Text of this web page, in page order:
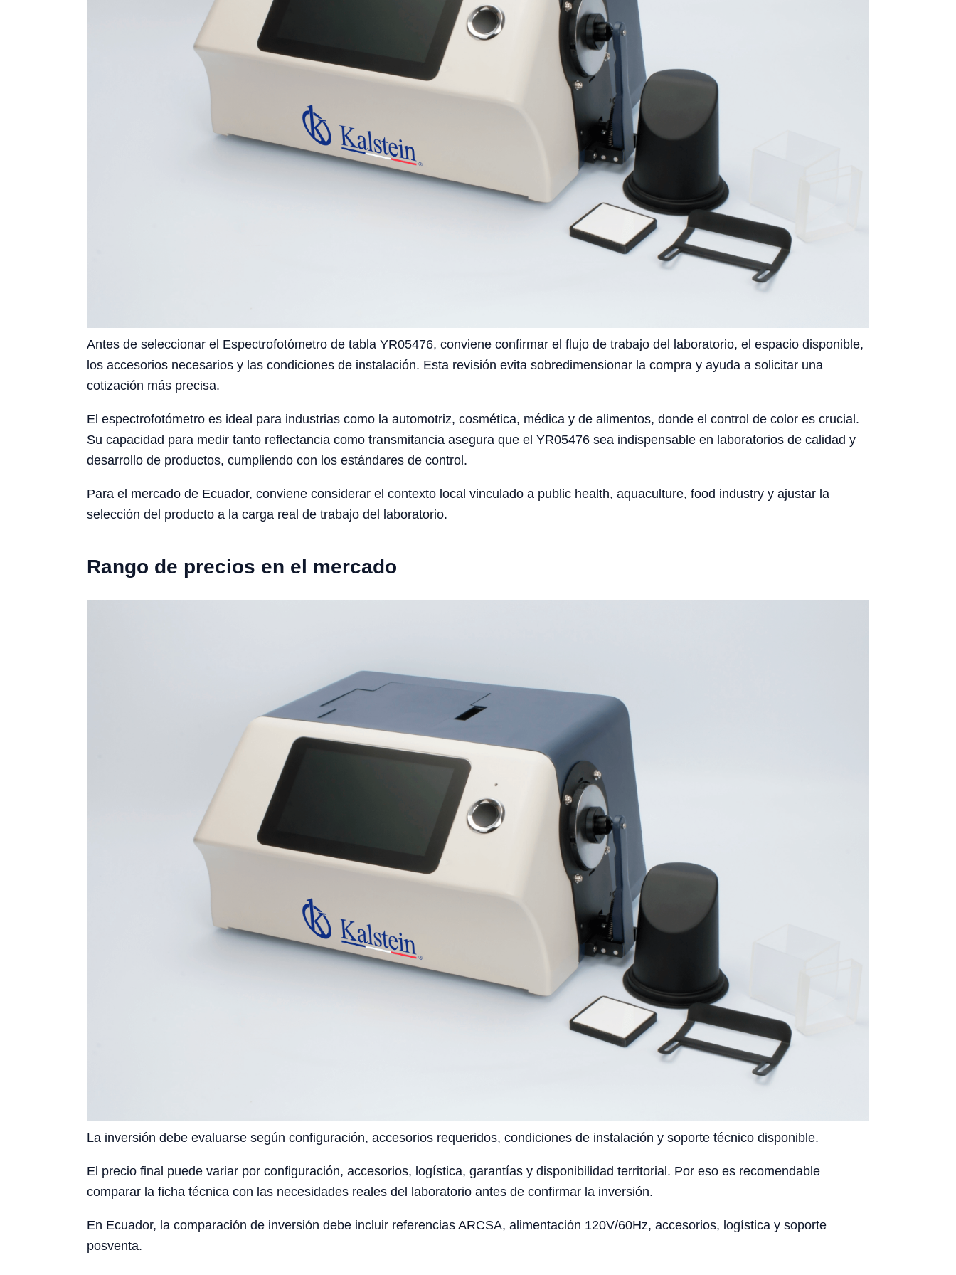
Antes de seleccionar el Espectrofotómetro de tabla YR05476, conviene confirmar el flujo de trabajo del laboratorio, el espacio disponible,
los accesorios necesarios y las condiciones de instalación. Esta revisión evita sobredimensionar la compra y ayuda a solicitar una
cotización más precisa.
El espectrofotómetro es ideal para industrias como la automotriz, cosmética, médica y de alimentos, donde el control de color es crucial.
Su capacidad para medir tanto reflectancia como transmitancia asegura que el YR05476 sea indispensable en laboratorios de calidad y
desarrollo de productos, cumpliendo con los estándares de control.
Para el mercado de Ecuador, conviene considerar el contexto local vinculado a public health, aquaculture, food industry y ajustar la
selección del producto a la carga real de trabajo del laboratorio.
Rango de precios en el mercado
La inversión debe evaluarse según configuración, accesorios requeridos, condiciones de instalación y soporte técnico disponible.
El precio final puede variar por configuración, accesorios, logística, garantías y disponibilidad territorial. Por eso es recomendable
comparar la ficha técnica con las necesidades reales del laboratorio antes de confirmar la inversión.
En Ecuador, la comparación de inversión debe incluir referencias ARCSA, alimentación 120V/60Hz, accesorios, logística y soporte
posventa.